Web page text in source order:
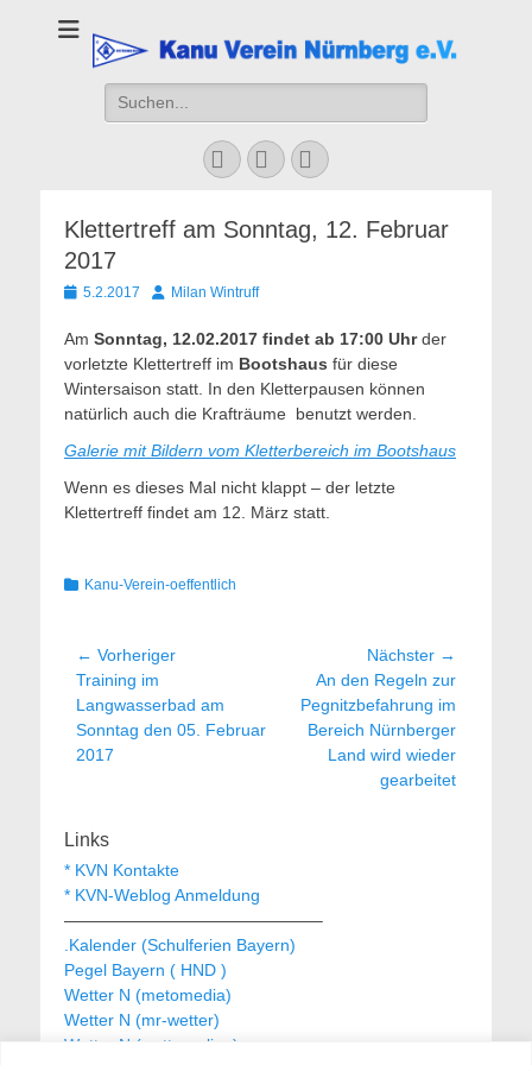
Kanu Verein
Nuernberg
Suchen
nach:
Facebook
YouTubeInstagram
Klettertreff am Sonntag, 12. Februar
2017
Veröffentlicht
5.2.2017 AutorMilan Wintruff
Am Sonntag, 12.02.2017 findet ab 17:00 Uhrder
vorletzte Klettertreff im Bootshaus für diese
Wintersaison statt. In den Kletterpausen können
natürlich auch die Krafträume benutzt werden.
Galerie mit Bildern vom Kletterbereich im Bootshaus
Wenn es dieses Mal nicht klappt – der letzte
Klettertreff findet am 12. März statt.
Kategorien
Kanu-Verein-oeffentlich
Beitragsnavigation
← Vorheriger
Vorheriger
Beitrag:
Training im
Langwasserbad am
Sonntag den 05. Februar
2017
Nächster →
Nächster
Beitrag:
An den Regeln zur
Pegnitzbefahrung im
Bereich Nürnberger
Land wird wieder
gearbeitet
Links
* KVN Kontakte
* KVN-Weblog Anmeldung
———————————————–
.Kalender (Schulferien Bayern)
Pegel Bayern ( HND )
Wetter N (metomedia)
Wetter N (mr-wetter)
Wetter N (wetteronline)